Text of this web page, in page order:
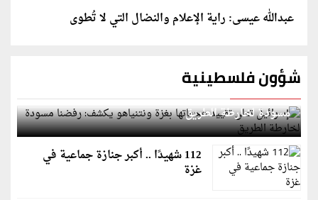
عبدالله عيسى: راية الإعلام والنضال التي لا تُطوى
شؤون فلسطينية
إسرائيل تعلن تقييد هجماتها بغزة ونتنياهو يكشف: رفضنا
مسودة لخارطة الطريق
112 شهيدًا .. أكبر جنازة جماعية في
غزة